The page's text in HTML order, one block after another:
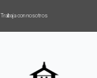
Trabaja con nosotros